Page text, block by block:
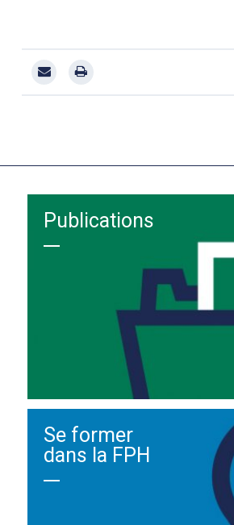
Publications
Se former
dans la FPH